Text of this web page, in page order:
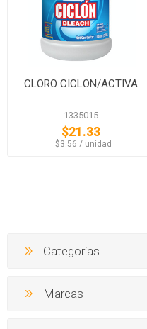
CLORO CICLON/ACTIVA
1335015
$21.33
‏‏‎ ‎‏‏‎ ‎$3.56 / unidad
Categorías
Marcas